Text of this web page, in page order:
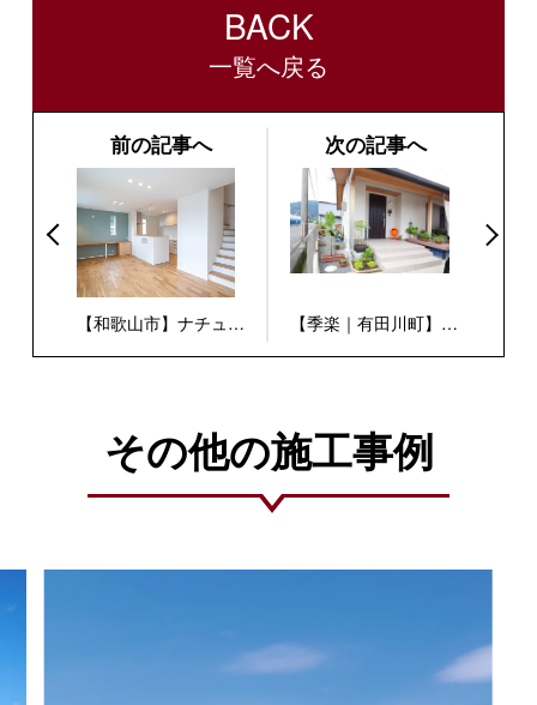
BACK
一覧へ戻る
前の記事へ
【和歌山市】ナチュラ
次の記事へ
【季楽｜有田川町】建
その他の施工事例